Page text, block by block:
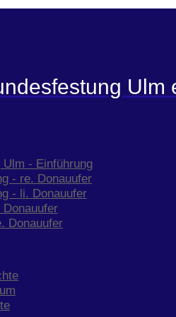
Ulm
- Einführung
- re. Donauufer
- li. Donauufer
Donauufer